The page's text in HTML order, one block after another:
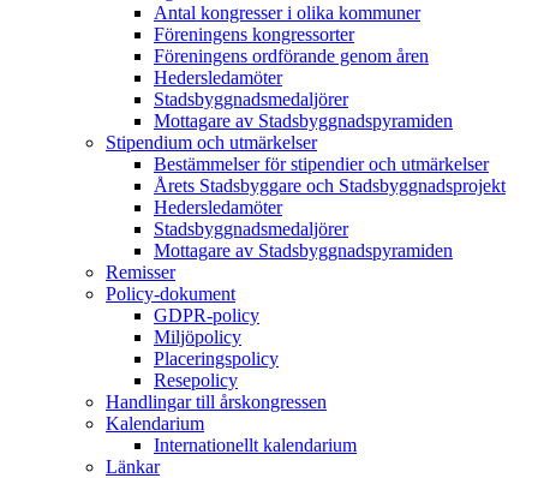
Antal kongresser i olika kommuner
Föreningens kongressorter
Föreningens ordförande genom åren
Hedersledamöter
Stadsbyggnadsmedaljörer
Mottagare av Stadsbyggnadspyramiden
Stipendium och utmärkelser
Bestämmelser för stipendier och utmärkelser
Årets Stadsbyggare och Stadsbyggnadsprojekt
Hedersledamöter
Stadsbyggnadsmedaljörer
Mottagare av Stadsbyggnadspyramiden
Remisser
Policy-dokument
GDPR-policy
Miljöpolicy
Placeringspolicy
Resepolicy
Handlingar till årskongressen
Kalendarium
Internationellt kalendarium
Länkar